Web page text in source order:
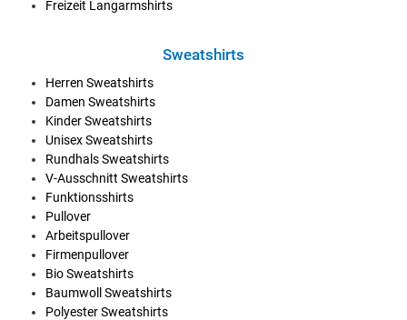
Freizeit Langarmshirts
Sweatshirts
Herren Sweatshirts
Damen Sweatshirts
Kinder Sweatshirts
Unisex Sweatshirts
Rundhals Sweatshirts
V-Ausschnitt Sweatshirts
Funktionsshirts
Pullover
Arbeitspullover
Firmenpullover
Bio Sweatshirts
Baumwoll Sweatshirts
Polyester Sweatshirts